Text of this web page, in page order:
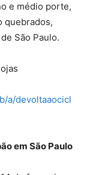
e médio porte,
quebrados,
São Paulo.
a/devoltaaocicl
em São Paulo